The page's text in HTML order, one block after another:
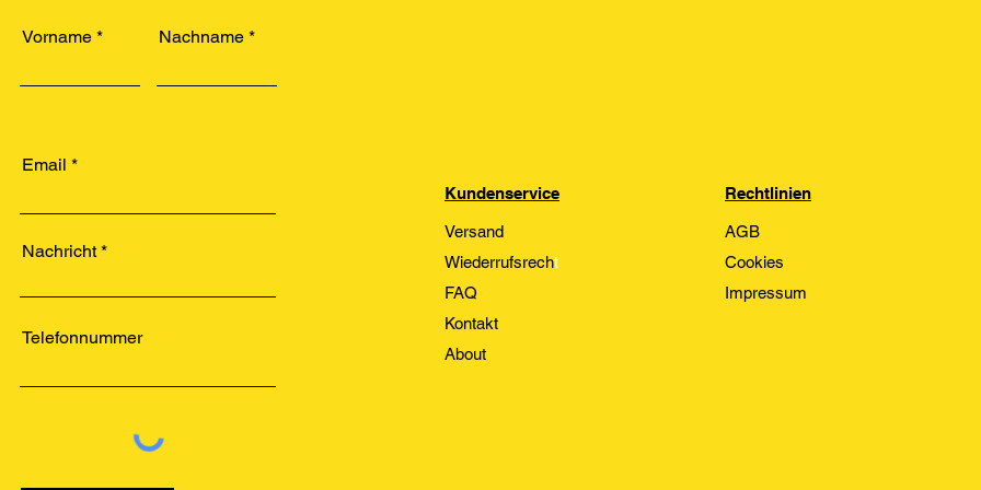
Vorname Nachname
Email
Nachricht
Telefonnummer
Kundenservice
Versand
Wiederrufsrecht
FAQ
Kontakt
About
Rechtlinien
AGB
Cookies
Impressum